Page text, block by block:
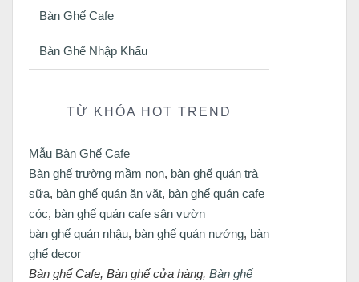
Bàn Ghế Cafe
Bàn Ghế Nhập Khẩu
TỪ KHÓA HOT TREND
Mẫu Bàn Ghế Cafe
Bàn ghế trường mầm non, bàn ghế quán trà
sữa, bàn ghế quán ăn vặt, bàn ghế quán cafe
cóc, bàn ghế quán cafe sân vườn
bàn ghế quán nhậu, bàn ghế quán nướng, bàn
ghế decor
Bàn ghế Cafe, Bàn ghế cửa hàng, Bàn ghế